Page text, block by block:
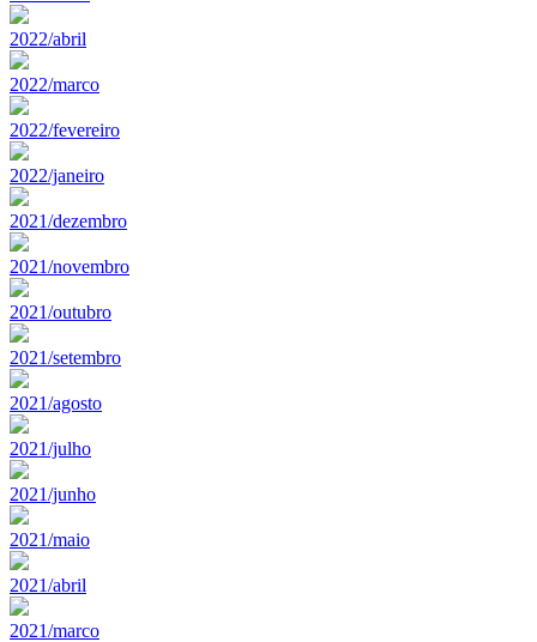
2022/abril
2022/marco
2022/fevereiro
2022/janeiro
2021/dezembro
2021/novembro
2021/outubro
2021/setembro
2021/agosto
2021/julho
2021/junho
2021/maio
2021/abril
2021/marco